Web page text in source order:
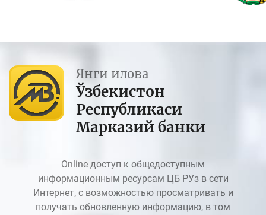
Янги илова
Ўзбекистон
Республикаси
Марказий банки
Online доступ к общедоступным
информационным ресурсам ЦБ РУз в сети
Интернет, с возможностью просматривать и
получать обновленную информацию, в том